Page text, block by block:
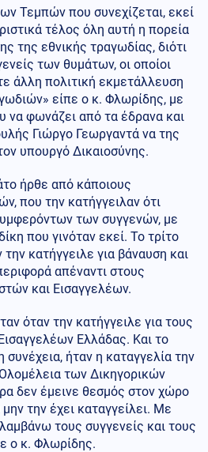
Τεμπών που συνεχίζεται, εκεί
τέλος όλη αυτή η πορεία
της εθνικής τραγωδίας, διότι
των θυμάτων, οι οποίοι
άλλη πολιτική εκμετάλλευση
είπε ο κ. Φλωρίδης, με
να φωνάζει από τα έδρανα και
Γιώργο Γεωργαντά να της
υπουργό Δικαιοσύνης.
ήρθε από κάποιους
που την κατήγγειλαν ότι
των συγγενών, με
που γινόταν εκεί. Το τρίτο
κατήγγειλε για βάναυση και
απέναντι στους
και Εισαγγελέων.
όταν την κατήγγειλε για τους
Ελλάδας. Και το
ήταν η καταγγελία την
των Δικηγορικών
δεν έμεινε θεσμός στον χώρο
την έχει καταγγείλει. Με
τους συγγενείς και τους
ο κ. Φλωρίδης.